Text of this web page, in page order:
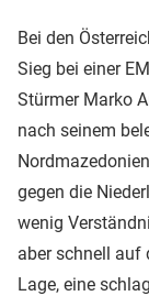
Bei den
Sieg bei einer
Stürmer Marko
nach seinem
gegen die
wenig
aber schnell auf
Lage, eine